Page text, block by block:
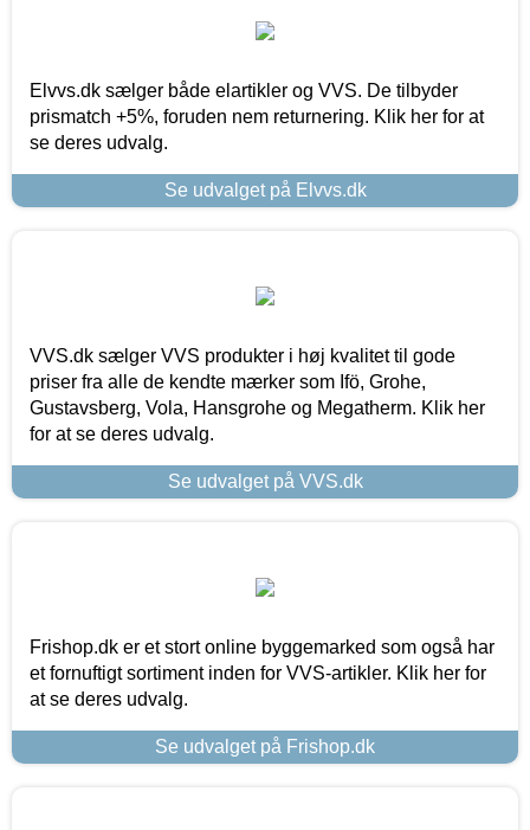
Elvvs.dk sælger både elartikler og VVS. De tilbyder
prismatch +5%, foruden nem returnering. Klik her for at
se deres udvalg.
Se udvalget på Elvvs.dk
VVS.dk sælger VVS produkter i høj kvalitet til gode
priser fra alle de kendte mærker som Ifö, Grohe,
Gustavsberg, Vola, Hansgrohe og Megatherm. Klik her
for at se deres udvalg.
Se udvalget på VVS.dk
Frishop.dk er et stort online byggemarked som også har
et fornuftigt sortiment inden for VVS-artikler. Klik her for
at se deres udvalg.
Se udvalget på Frishop.dk